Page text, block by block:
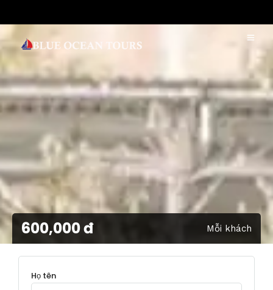
600,000 đ Mỗi khách
Họ tên